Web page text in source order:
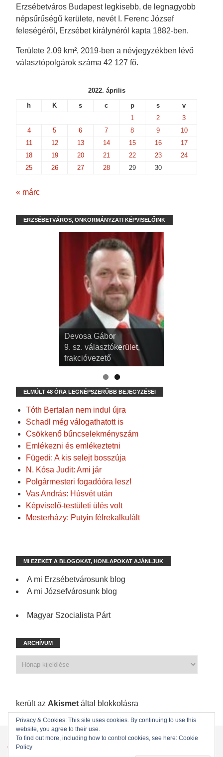
Erzsébetváros Budapest legkisebb, de legnagyobb
népsűrűségű kerülete, nevét I. Ferenc József
feleségéről, Erzsébet királynéról kapta 1882-ben.
Területe 2,09 km², 2019-ben a névjegyzékben lévő
választópolgárok száma 42 127 fő.
2022. április
h
K s c p s
v
1
2
3
4
5 6 7 8 9
10
11
12 13 14 15 16
17
18
19 20 21 22 23
24
25
26 27 28 29 30
« márc
ERZSÉBETVÁROS, ÖNKORMÁNYZATI KÉPVISELŐINK
Devosa Gábor
9. sz. választókerület,
frakcióvezető
ELMÚLT 48 ÓRA LEGNÉPSZERŰBB BEJEGYZÉSEI
Tóth Bertalan nem indul újra
Schadl még válogathatott is
Csökkenő bűncselekményszám
Emlékezni és emlékeztetni
Fügedi: A kis selejt bosszúja
N. Kósa Judit: Ami jár
Polgármesteri fogadóóra lesz!
Vas András: Húsvét után
Képviselő-testületi ülés volt
Mesterházy: Putyin félrekalkulált
MI EZEKET A BLOGOKAT, HONLAPOKAT AJÁNLJUK
A mi Erzsébetvárosunk blog
A mi Józsefvárosunk blog
Magyar Szocialista Párt
ARCHÍVUM
került az Akismet által blokkolásra
KEZDŐLAP
ÖNKORMÁNYZATI KÉPVISELŐINK
ÖNKORMÁNYZAT
Privacy & Cookies: This site uses cookies. By continuing to use this
website, you agree to their use.
To find out more, including how to control cookies, see here: Cookie
Policy